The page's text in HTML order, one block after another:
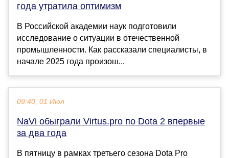
года утратила оптимизм
В Российской академии наук подготовили
исследование о ситуации в отечественной
промышленности. Как рассказали специалисты, в
начале 2025 года произош...
09:40, 01 Июл
NaVi обыграли Virtus.pro по Dota 2 впервые
за два года
В пятницу в рамках третьего сезона Dota Pro